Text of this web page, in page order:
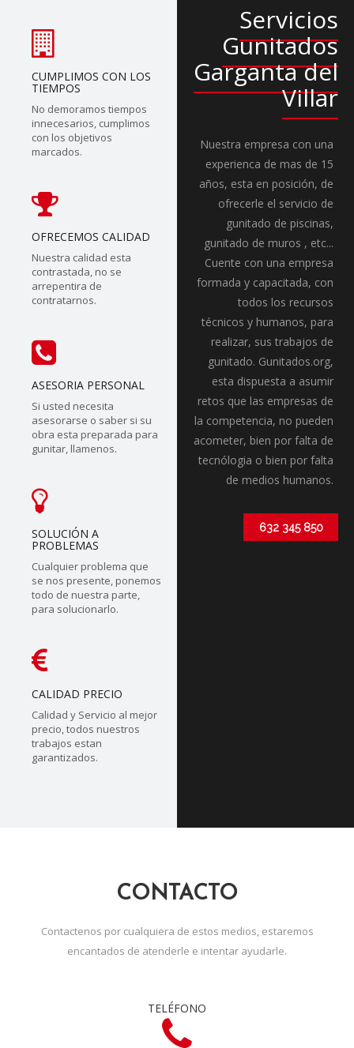
CUMPLIMOS CON LOS
TIEMPOS
No demoramos tiempos
innecesarios, cumplimos
con los objetivos
marcados.
OFRECEMOS CALIDAD
Nuestra calidad esta
contrastada, no se
arrepentira de
contratarnos.
ASESORIA PERSONAL
Si usted necesita
asesorarse o saber si su
obra esta preparada para
gunitar, llamenos.
SOLUCIÓN A
PROBLEMAS
Cualquier problema que
se nos presente, ponemos
todo de nuestra parte,
para solucionarlo.
CALIDAD PRECIO
Calidad y Servicio al mejor
precio, todos nuestros
trabajos estan
garantizados.
Servicios
Gunitados
Garganta del
Villar
Nuestra empresa con una
experienca de mas de 15
años, esta en posición, de
ofrecerle el servicio de
gunitado de piscinas,
gunitado de muros , etc...
Cuente con una empresa
formada y capacitada, con
todos los recursos
técnicos y humanos, para
realizar, sus trabajos de
gunitado. Gunitados.org,
esta dispuesta a asumir
retos que las empresas de
la competencia, no pueden
acometer, bien por falta de
tecnólogia o bien por falta
de medios humanos.
632 345 850
CONTACTO
Contactenos por cualquiera de estos medios, estaremos
encantados de atenderle e intentar ayudarle.
TELÉFONO